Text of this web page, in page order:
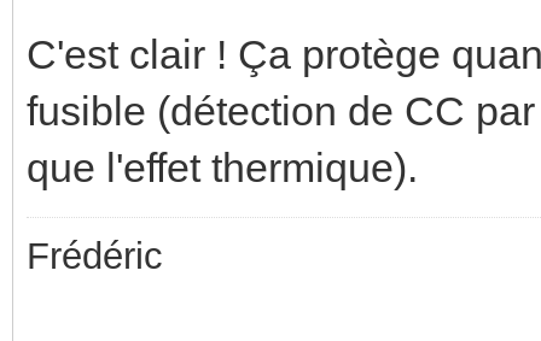
C'est clair ! Ça protège
fusible (détection de CC
que l'effet thermique).
Frédéric